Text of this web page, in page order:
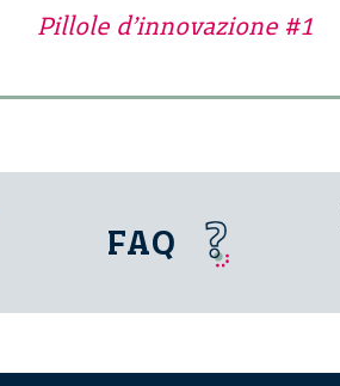
Pillole d’innovazione #1
FAQ